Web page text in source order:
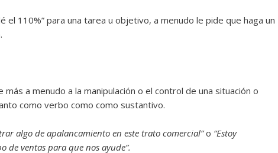
el 110%” para una tarea u objetivo, a menudo le pide que haga un
más a menudo a la manipulación o el control de una situación o
como verbo como como sustantivo.
algo de apalancamiento en este trato comercial”o “Estoy
de ventas para que nos ayude”.